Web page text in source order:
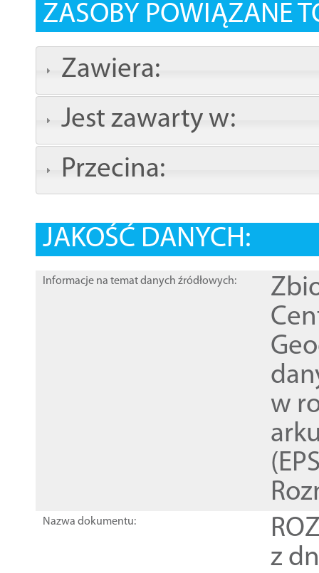
ZASOBY POWIĄZANE
Zawiera:
Jest zawarty w:
Przecina:
JAKOŚĆ DANYCH:
Informacje na temat danych źródłowych:
w
Nazwa dokumentu:
z